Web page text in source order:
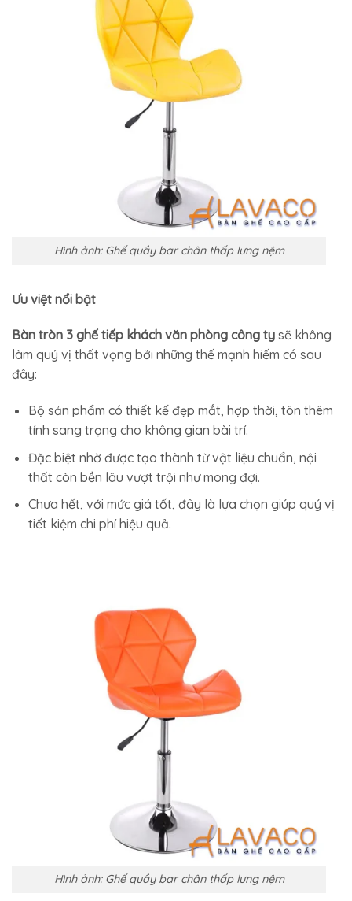
Hình ảnh: Ghế quầy bar chân thấp lưng nệm
Ưu việt nổi bật
Bàn tròn 3 ghế tiếp khách văn phòng công ty sẽ không
làm quý vị thất vọng bởi những thế mạnh hiếm có sau
đây:
Bộ sản phẩm có thiết kế đẹp mắt, hợp thời, tôn thêm
tính sang trọng cho không gian bài trí.
Đặc biệt nhờ được tạo thành từ vật liệu chuẩn, nội
thất còn bền lâu vượt trội như mong đợi.
Chưa hết, với mức giá tốt, đây là lựa chọn giúp quý vị
tiết kiệm chi phí hiệu quả.
Hình ảnh: Ghế quầy bar chân thấp lưng nệm